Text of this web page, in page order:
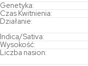
Genetyka:
Czas Kwitnienia:
Działanie:
Indica/Sativa:
Wysokość:
Liczba nasion: